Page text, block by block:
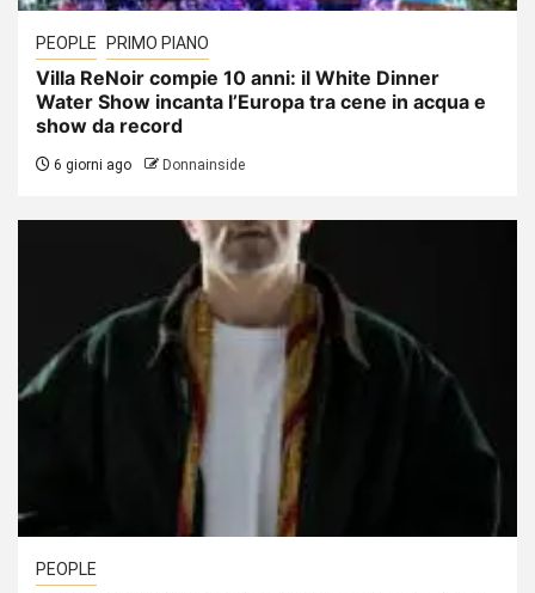
PEOPLE PRIMO PIANO
Villa ReNoir compie 10 anni: il White Dinner
Water Show incanta l’Europa tra cene in acqua e
show da record
6 giorni ago Donnainside
PEOPLE